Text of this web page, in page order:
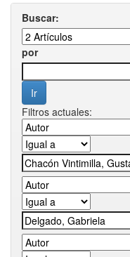
Buscar:
por
Filtros actuales: